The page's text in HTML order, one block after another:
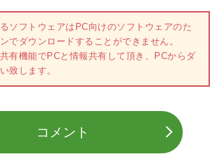
ソフトウェアはPC向けのソフトウェアのた
でダウンロードすることができません。
有機能でPCと情報共有して頂き、PCからダ
致します。
コメント